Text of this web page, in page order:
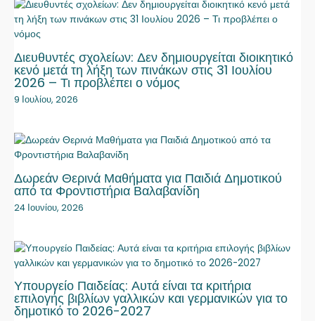
Διευθυντές σχολείων: Δεν δημιουργείται διοικητικό
κενό μετά τη λήξη των πινάκων στις 31 Ιουλίου
2026 – Τι προβλέπει ο νόμος
9 Ιουλίου, 2026
Δωρεάν Θερινά Μαθήματα για Παιδιά Δημοτικού
από τα Φροντιστήρια Βαλαβανίδη
24 Ιουνίου, 2026
Υπουργείο Παιδείας: Αυτά είναι τα κριτήρια
επιλογής βιβλίων γαλλικών και γερμανικών για το
δημοτικό το 2026-2027